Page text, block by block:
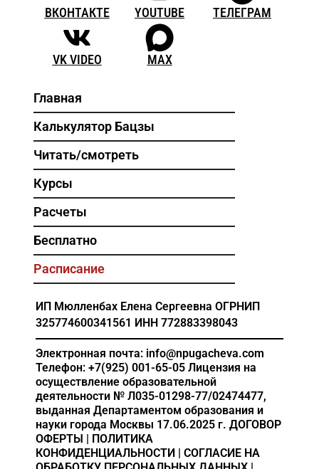
ВКОНТАКТЕ YOUTUBE ТЕЛЕГРАМ
VK VIDEO MAX
Главная
Калькулятор Бацзы
Читать/смотреть
Курсы
Расчеты
Бесплатно
Расписание
ИП Мюлленбах Елена Сергеевна ОГРНИП
325774600341561 ИНН 772883398043
Электронная почта: info@npugacheva.com
Телефон: +7(925) 001-65-05 Лицензия на
осуществление образовательной
деятельности № Л035-01298-77/02474477,
выданная Департаментом образования и
науки города Москвы 17.06.2025 г. ДОГОВОР
ОФЕРТЫ | ПОЛИТИКА
КОНФИДЕНЦИАЛЬНОСТИ | СОГЛАСИЕ НА